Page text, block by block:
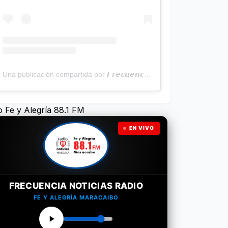
Una publicación compartida por 𝙁𝙧𝙚𝙘𝙪𝙚𝙣𝙘𝙞𝙖 𝙉𝙤𝙩𝙞𝙘𝙞𝙖𝙨 | Programa Radial (@frecuencianoticias)
Fe y Alegría 88.1 FM
EN VIVO
FRECUENCIA NOTICIAS RADIO
FE Y ALEGRÍA MARACAIBO